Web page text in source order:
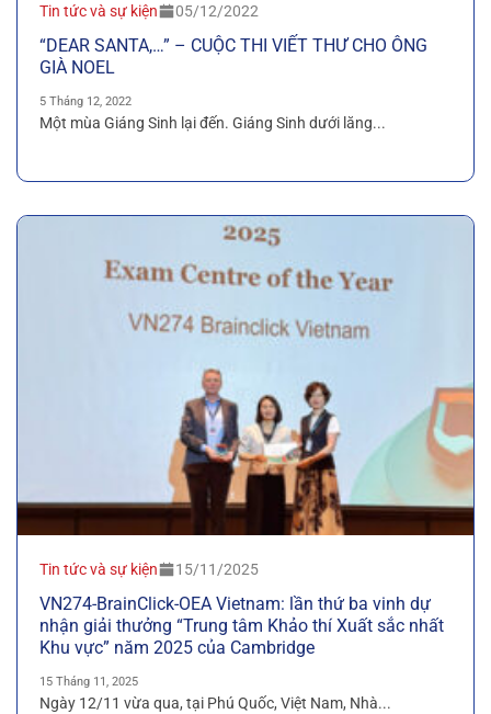
Tin tức và sự kiện 05/12/2022
“DEAR SANTA,…” – CUỘC THI VIẾT THƯ CHO ÔNG
GIÀ NOEL
5 Tháng 12, 2022
Một mùa Giáng Sinh lại đến. Giáng Sinh dưới lăng...
Tin tức và sự kiện 15/11/2025
VN274-BrainClick-OEA Vietnam: lần thứ ba vinh dự
nhận giải thưởng “Trung tâm Khảo thí Xuất sắc nhất
Khu vực” năm 2025 của Cambridge
15 Tháng 11, 2025
Ngày 12/11 vừa qua, tại Phú Quốc, Việt Nam, Nhà...